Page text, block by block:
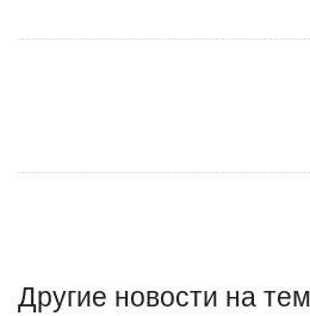
Другие новости на